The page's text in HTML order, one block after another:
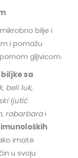
bilje i
i pomažu
gljivicom.
sa
beli luk,
ljutić
rabarbarai
imunoloških
imate
u svoju